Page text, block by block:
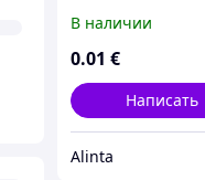
В наличии
0.01 €
Написать
Alinta